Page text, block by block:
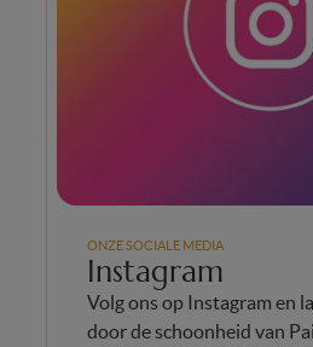
ONZE SOCIALE MEDIA
Instagram
Volg ons op Instagram en
door de schoonheid van